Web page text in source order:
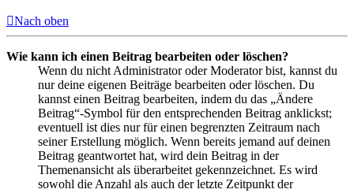
Nach oben
Wie kann ich einen Beitrag bearbeiten oder löschen?
Wenn du nicht Administrator oder Moderator bist, kannst du
nur deine eigenen Beiträge bearbeiten oder löschen. Du
kannst einen Beitrag bearbeiten, indem du das „Ändere
Beitrag“-Symbol für den entsprechenden Beitrag anklickst;
eventuell ist dies nur für einen begrenzten Zeitraum nach
seiner Erstellung möglich. Wenn bereits jemand auf deinen
Beitrag geantwortet hat, wird dein Beitrag in der
Themenansicht als überarbeitet gekennzeichnet. Es wird
sowohl die Anzahl als auch der letzte Zeitpunkt der